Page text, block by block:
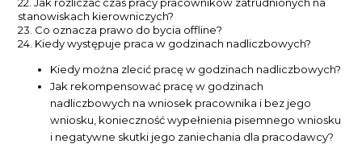
stanowiskach kierowniczych?
23. Co oznacza prawo do bycia offline?
24. Kiedy występuje praca w godzinach nadliczbowych?
Kiedy można zlecić pracę w godzinach nadliczbowych?
Jak rekompensować pracę w godzinach
nadliczbowych na wniosek pracownika i bez jego
wniosku, konieczność wypełnienia pisemnego wniosku
i negatywne skutki jego zaniechania dla pracodawcy?